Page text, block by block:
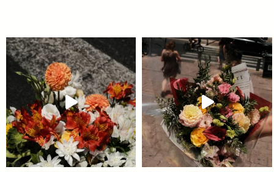
לשלוח למי שחייב לראות את הסרטון ה